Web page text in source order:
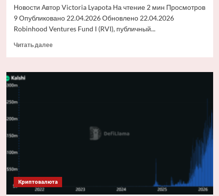
Новости Автор Victoria Lyapota На чтение 2 мин Просмотров
9 Опубликовано 22.04.2026 Обновлено 22.04.2026
Robinhood Ventures Fund I (RVI), публичный...
Читать далееПрочитать
Robinhood
Криптовалюта